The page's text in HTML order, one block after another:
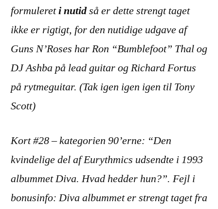
formulereti nutidså er dette strengt taget
ikke er rigtigt, for den nutidige udgave af
Guns N’Roses har Ron “Bumblefoot” Thal og
DJ Ashba på lead guitar og Richard Fortus
på rytmeguitar. (Tak igen igen igen til Tony
Scott)
Kort #28 – kategorien 90’erne: “Den
kvindelige del af Eurythmics udsendte i 1993
albummet Diva. Hvad hedder hun?”. Fejl i
bonusinfo: Diva albummet er strengt taget fra